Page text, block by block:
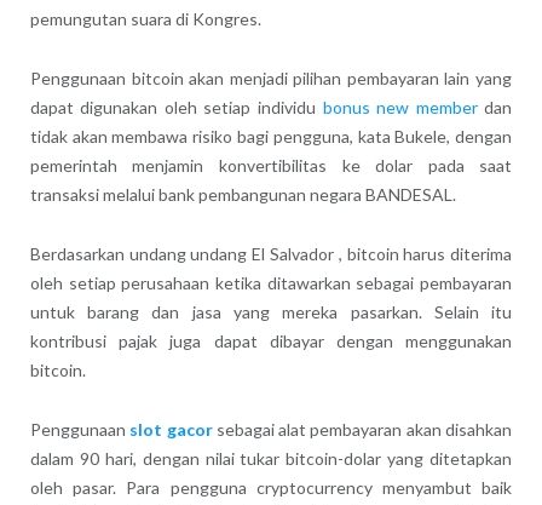
pemungutan suara di Kongres.
Penggunaan bitcoin akan menjadi pilihan pembayaran lain yang
dapat digunakan oleh setiap individu bonus new memberdan
tidak akan membawa risiko bagi pengguna, kata Bukele, dengan
pemerintah menjamin konvertibilitas ke dolar pada saat
transaksi melalui bank pembangunan negara BANDESAL.
Berdasarkan undang undang El Salvador , bitcoin harus diterima
oleh setiap perusahaan ketika ditawarkan sebagai pembayaran
untuk barang dan jasa yang mereka pasarkan. Selain itu
kontribusi pajak juga dapat dibayar dengan menggunakan
bitcoin.
Penggunaan slot gacorsebagai alat pembayaran akan disahkan
dalam 90 hari, dengan nilai tukar bitcoin-dolar yang ditetapkan
oleh pasar. Para pengguna cryptocurrency menyambut baik